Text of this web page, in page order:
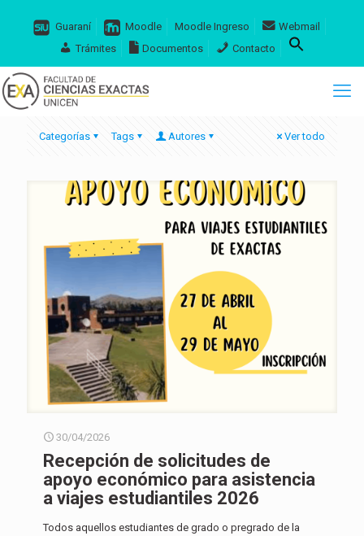
Guaraní Moodle Moodle Ingreso
Webmail
Trámites
Documentos Contacto
Categorías Tags Autores Ver todo
30/04/2026
Recepción de solicitudes de
apoyo económico para asistencia
a viajes estudiantiles 2026
Todos aquellos estudiantes de grado o pregrado de la